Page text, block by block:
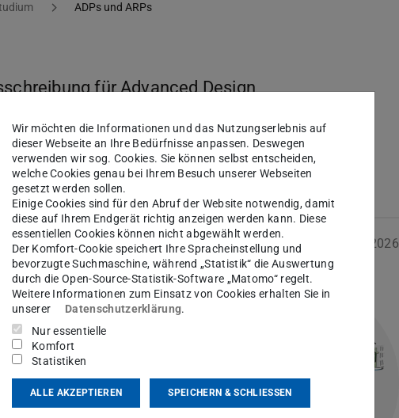
ADPs und ARPs
für Advanced Design
Projects (ARP). Detailliertere
des Fachbereichs Maschinenbau
und Polstersystems
30.06.2026
(ADP)
an unbequemen
additiv gefertigtes
es, Druck besser zu
prototypisch
Wir möchten die Informationen und das Nutzungserlebnis auf
dieser Webseite an Ihre Bedürfnisse anpassen. Deswegen
verwenden wir sog. Cookies. Sie können selbst entscheiden,
welche Cookies genau bei Ihrem Besuch unserer Webseiten
gesetzt werden sollen.
Einige Cookies sind für den Abruf der Website notwendig, damit
diese auf Ihrem Endgerät richtig anzeigen werden kann. Diese
essentiellen Cookies können nicht abgewählt werden.
Der Komfort-Cookie speichert Ihre Spracheinstellung und
bevorzugte Suchmaschine, während „Statistik“ die Auswertung
durch die Open-Source-Statistik-Software „Matomo“ regelt.
Weitere Informationen zum Einsatz von Cookies erhalten Sie in
unserer
Datenschutzerklärung.
Nur essentielle
Komfort
Statistiken
ALLE AKZEPTIEREN SPEICHERN & SCHLIESSEN